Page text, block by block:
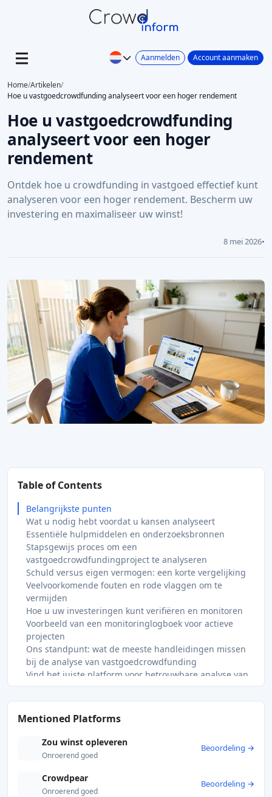
Aanmelden Account aanmaken
Home/Artikelen/
Hoe u vastgoedcrowdfunding analyseert voor een hoger rendement
Hoe u vastgoedcrowdfunding
analyseert voor een hoger
rendement
Ontdek hoe u crowdfunding in vastgoed effectief kunt
analyseren voor een hoger rendement. Bescherm uw
investering en maximaliseer uw winst!
8 mei 2026•
Table of Contents
Belangrijkste punten
Wat u nodig hebt voordat u kansen analyseert
Essentiële hulpmiddelen en onderzoeksbronnen
Stapsgewijs proces om een
vastgoedcrowdfundingproject te analyseren
Schuld versus eigen vermogen: een korte vergelijking
Veelvoorkomende fouten en rode vlaggen om te
vermijden
Hoe u uw investeringen kunt verifiëren en monitoren
Voorbeeld van een monitoringlogboek voor actieve
projecten
Ons standpunt: wat de meeste handleidingen missen
bij de analyse van vastgoedcrowdfunding
Vind het juiste platform voor betrouwbare analyse van
vastgoedcrowdfunding
Veelgestelde vragen
Welke risico's komen het meest voor bij Europese
vastgoedcrowdfunding?
Hoe kan ik controleren of een crowdfundingplatform
goed gereguleerd is?
Waarom worden schuldbeleggingen bij
vastgoedcrowdfunding als veiliger beschouwd dan
aandelenbeleggingen?
Mentioned Platforms
Zou winst opleveren
Onroerend goed
Beoordeling →
Crowdpear
Onroerend goed
Beoordeling →